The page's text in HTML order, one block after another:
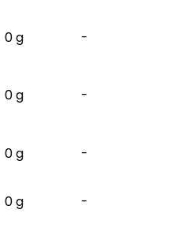
0 g -
0 g -
0 g -
0 g -